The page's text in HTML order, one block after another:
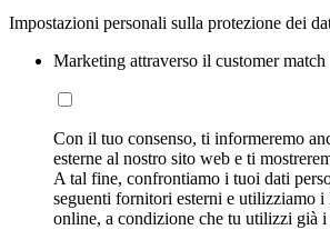
Impostazioni personali sulla protezione dei
Marketing attraverso il customer match
Con il tuo consenso, ti informeremo
esterne al nostro sito web e ti
A tal fine, confrontiamo i tuoi dati
seguenti fornitori esterni e utilizziamo
online, a condizione che tu utilizzi già